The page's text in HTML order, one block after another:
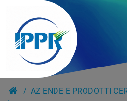
AZIENDE E PRODOTTI